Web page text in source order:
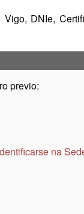
DNIe,
previo:
na